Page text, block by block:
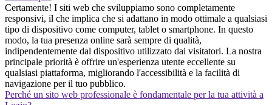
Certamente! I siti web che sviluppiamo sono completamente
responsivi, il che implica che si adattano in modo ottimale a qualsiasi
tipo di dispositivo come computer, tablet o smartphone. In questo
modo, la tua presenza online sarà sempre di qualità,
indipendentemente dal dispositivo utilizzato dai visitatori. La nostra
principale priorità è offrire un'esperienza utente eccellente su
qualsiasi piattaforma, migliorando l'accessibilità e la facilità di
navigazione per il tuo pubblico.
Perché un sito web professionale è fondamentale per la tua attività a